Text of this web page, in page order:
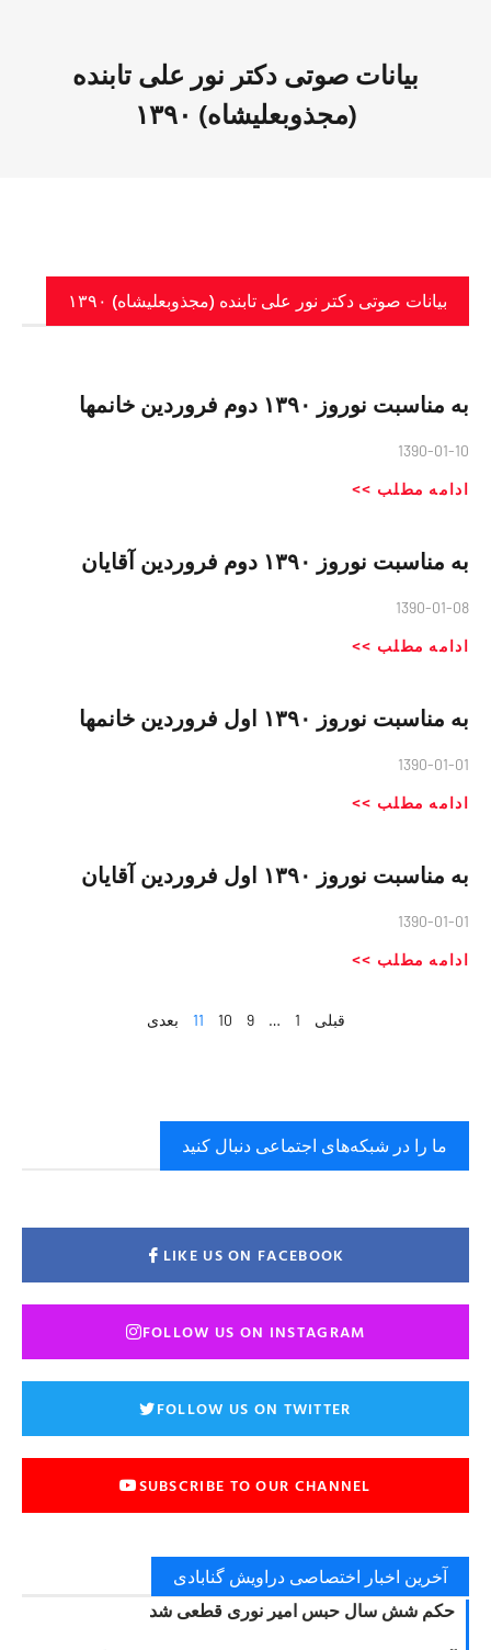
بیانات صوتی دکتر نور علی تابنده
(مجذوبعلیشاه) ۱۳۹۰
بیانات صوتی دکتر نور علی تابنده (مجذوبعلیشاه) ۱۳۹۰
به مناسبت نوروز ۱۳۹۰ دوم فروردین خانمها
1390-01-10
ادامه مطلب >>
به مناسبت نوروز ۱۳۹۰ دوم فروردین آقایان
1390-01-08
ادامه مطلب >>
به مناسبت نوروز ۱۳۹۰ اول فروردین خانمها
1390-01-01
ادامه مطلب >>
به مناسبت نوروز ۱۳۹۰ اول فروردین آقایان
1390-01-01
ادامه مطلب >>
قبلی 1
…
9
10
11 بعدی
ما را در شبکه‌های اجتماعی دنبال کنید
LIKE US ON FACEBOOK
FOLLOW US ON INSTAGRAM
FOLLOW US ON TWITTER
SUBSCRIBE TO OUR CHANNEL
آخرین اخبار اختصاصی دراویش گنابادی
حکم شش سال حبس امیر نوری قطعی شد